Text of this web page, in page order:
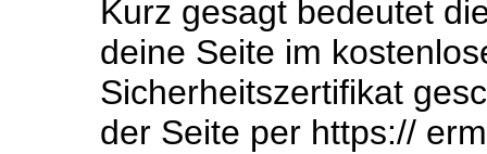
Kurz gesagt bedeutet
deine Seite im
Sicherheitszertifikat
der Seite per https://